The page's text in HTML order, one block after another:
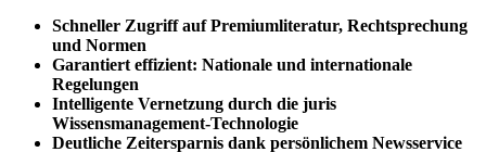
Schneller Zugriff auf Premiumliteratur, Rechtsprechung
und Normen
Garantiert effizient: Nationale und internationale
Regelungen
Intelligente Vernetzung durch die juris
Wissensmanagement-Technologie
Deutliche Zeitersparnis dank persönlichem Newsservice